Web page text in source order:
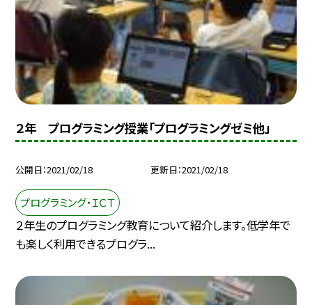
２年 プログラミング授業「プログラミングゼミ他」
公開日 2021/02/18 更新日 2021/02/18
プログラミング・ＩＣＴ
２年生のプログラミング教育について紹介します。低学年で
も楽しく利用できるプログラ...